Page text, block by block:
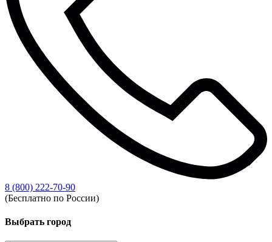
8 (800) 222-70-90
(Бесплатно по России)
Выбрать город